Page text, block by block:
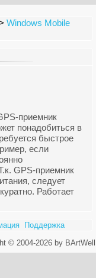
Windows Mobile
приемник
понадобиться в
быстрое
если
GPS-приемник
следует
Работает
Поддержка
© 2004-2026 by BArtWell